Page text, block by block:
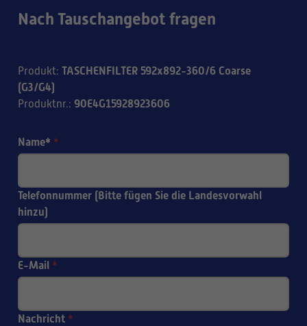
Nach Tauschangebot fragen
Produkt: TASCHENFILTER 592x892-360/6 Coarse
(G3/G4)
Produktnr.: 90E4G15928923606
Name* *
Telefonnummer (Bitte fügen Sie die Landesvorwahl
hinzu)
E-Mail *
Nachricht *